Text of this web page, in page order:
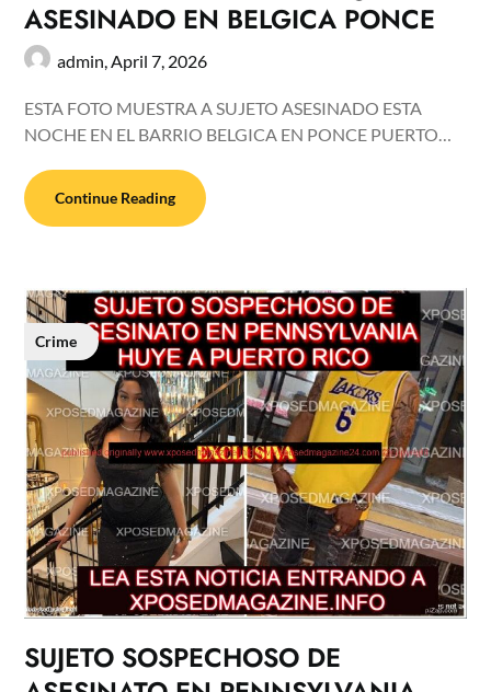
ASESINADO EN BELGICA PONCE
admin, April 7, 2026
ESTA FOTO MUESTRA A SUJETO ASESINADO ESTA
NOCHE EN EL BARRIO BELGICA EN PONCE PUERTO…
Continue Reading
Crime
SUJETO SOSPECHOSO DE